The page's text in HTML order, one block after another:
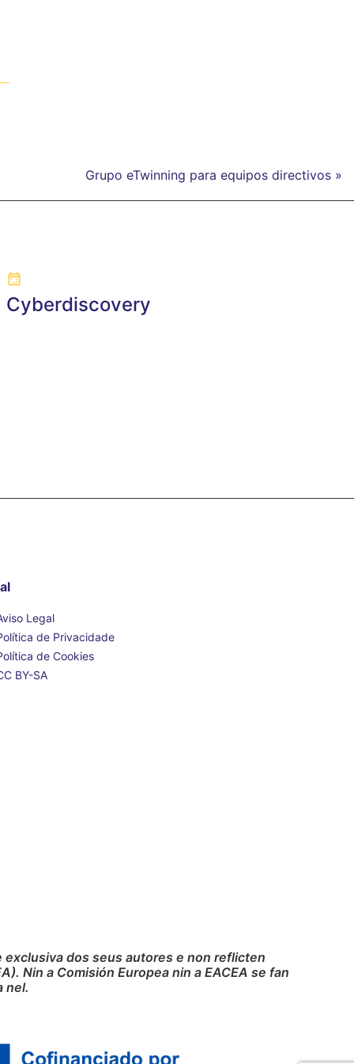
Grupo eTwinning para equipos directivos »
Cyberdiscovery
Legal
de Privacidade
de Cookies
BY-SA
dos seus autores e non reflicten
Nin a Comisión Europea nin a EACEA se fan
nel.